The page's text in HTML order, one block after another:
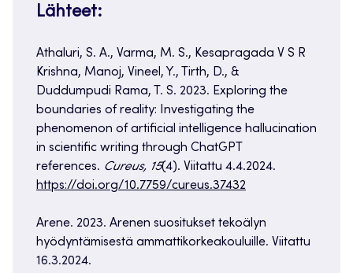
Lähteet:
Athaluri, S. A., Varma, M. S., Kesapragada V S R
Krishna, Manoj, Vineel, Y., Tirth, D., &
Duddumpudi Rama, T. S. 2023. Exploring the
boundaries of reality: Investigating the
phenomenon of artificial intelligence hallucination
in scientific writing through ChatGPT
references. Cureus, 15(4). Viitattu 4.4.2024.
https://doi.org/10.7759/cureus.37432
Arene. 2023. Arenen suositukset tekoälyn
hyödyntämisestä ammattikorkeakouluille. Viitattu
16.3.2024.